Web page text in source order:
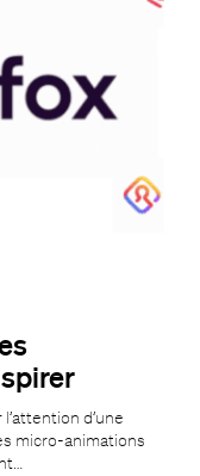
d’une
micro-animations